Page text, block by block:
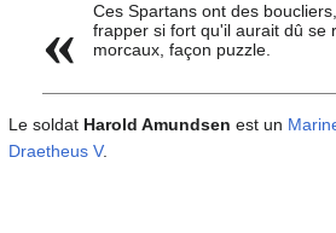
«
Ces Spartans ont des
frapper si fort qu'il aurait dû se
morcaux, façon puzzle.
Le soldat Harold Amundsen est un
Draetheus V.